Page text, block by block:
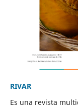
RIVAR
Es una revista